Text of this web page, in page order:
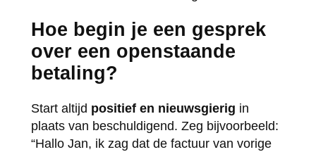
Hoe begin je een gesprek
over een openstaande
betaling?
Start altijd positief en nieuwsgierig in
plaats van beschuldigend. Zeg bijvoorbeeld:
“Hallo Jan, ik zag dat de factuur van vorige